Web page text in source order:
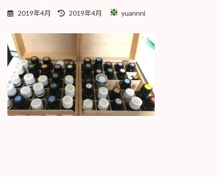
2019年4月
最
時
:
2019年4月 yuannni